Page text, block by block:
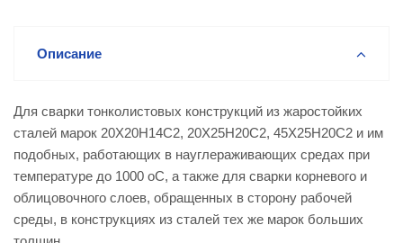
Описание
Для сварки тонколистовых конструкций из жаростойких
сталей марок 20Х20Н14С2, 20Х25Н20С2, 45Х25Н20С2 и им
подобных, работающих в науглераживающих средах при
температуре до 1000 оС, а также для сварки корневого и
облицовочного слоев, обращенных в сторону рабочей
среды, в конструкциях из сталей тех же марок больших